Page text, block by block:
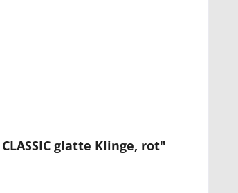
glatte Klinge, rot"